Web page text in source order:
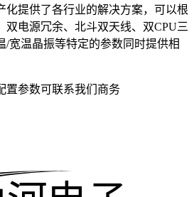
化提供了各行业的解决方案，可以根
双电源冗余、北斗双天线、双CPU三
/宽温晶振等特定的参数同时提供相
置参数可联系我们商务